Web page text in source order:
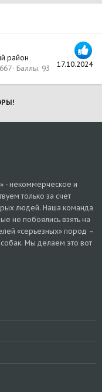
17.10.2024
район
Баллы 93
- некоммерческое и
только за счет
людей. Наша команда
не побоялись взять на
«серьезных» пород –
Мы делаем это вот